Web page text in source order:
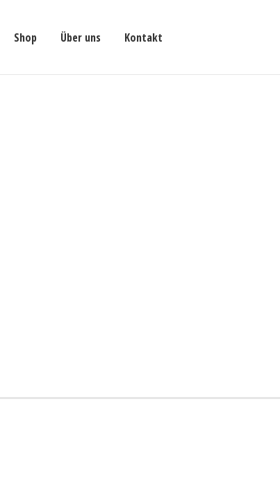
Shop Über uns Kontakt